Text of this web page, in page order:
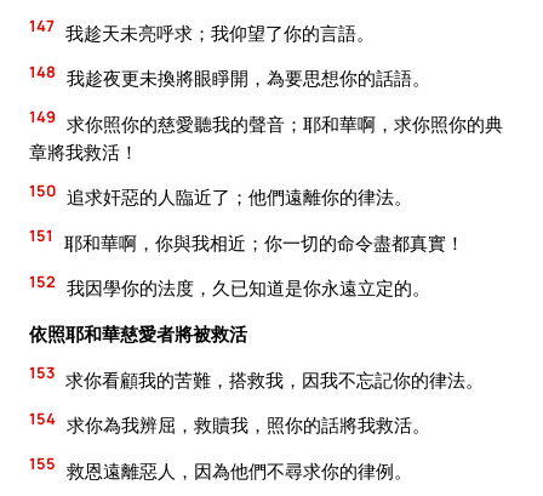
147 我趁天未亮呼求；我仰望了你的言語。
148 我趁夜更未換將眼睜開，為要思想你的話語。
149 求你照你的慈愛聽我的聲音；耶和華啊，求你照你的典
章將我救活！
150 追求奸惡的人臨近了；他們遠離你的律法。
151 耶和華啊，你與我相近；你一切的命令盡都真實！
152 我因學你的法度，久已知道是你永遠立定的。
依照耶和華慈愛者將被救活
153 求你看顧我的苦難，搭救我，因我不忘記你的律法。
154 求你為我辨屈，救贖我，照你的話將我救活。
155 救恩遠離惡人，因為他們不尋求你的律例。